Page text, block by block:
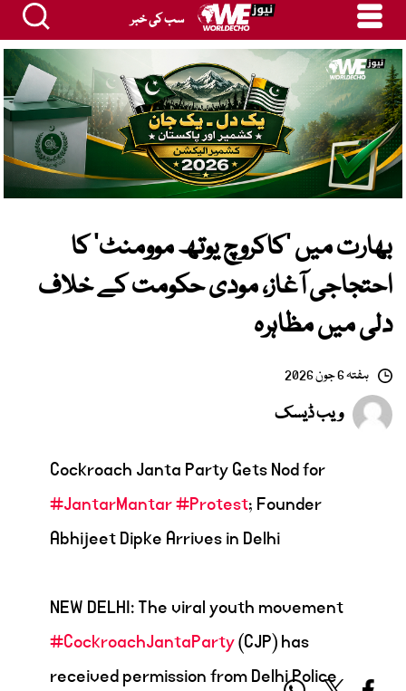
سب کی خبر
بھارت میں ’کاکروچ یوتھ موومنٹ‘ کا
احتجاجی آغاز، مودی حکومت کے خلاف
دلی میں مظاہرہ
ہفتہ 6 جون 2026
ویب ڈیسک
Cockroach Janta Party Gets Nod for
#JantarMantar#Protest; Founder
Abhijeet Dipke Arrives in Delhi
NEW DELHI: The viral youth movement
#CockroachJantaParty(CJP) has
received permission from Delhi Police